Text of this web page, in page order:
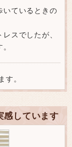
いているときの
スでしたが、
す。
感しています